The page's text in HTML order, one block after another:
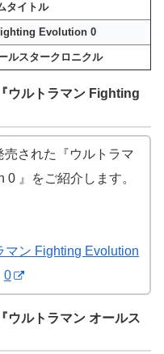
タイトル
Evolution 0
ルスタークロニクル
ウルトラマン Fighting
された『ウルトラマ
』をご紹介します。
マン Fighting Evolution
0
ウルトラマン オールス